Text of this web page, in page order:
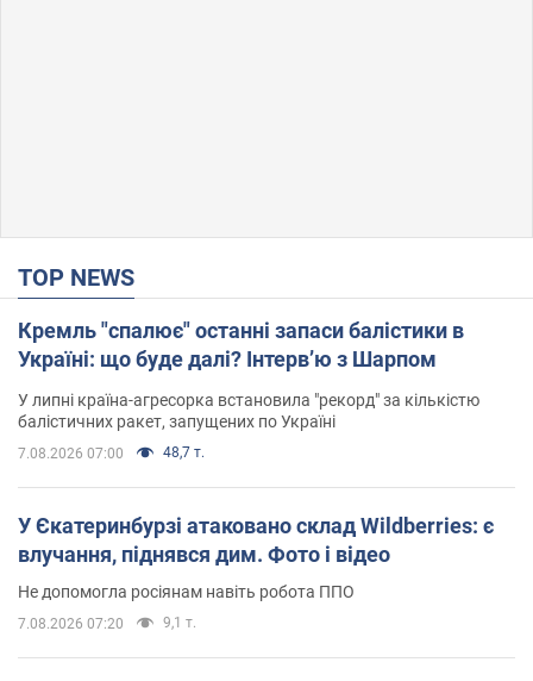
TOP NEWS
Кремль "спалює" останні запаси балістики в
Україні: що буде далі? Інтерв’ю з Шарпом
У липні країна-агресорка встановила "рекорд" за кількістю
балістичних ракет, запущених по Україні
7.08.2026 07:00 48,7 т.
У Єкатеринбурзі атаковано склад Wildberries: є
влучання, піднявся дим. Фото і відео
Не допомогла росіянам навіть робота ППО
7.08.2026 07:20 9,1 т.